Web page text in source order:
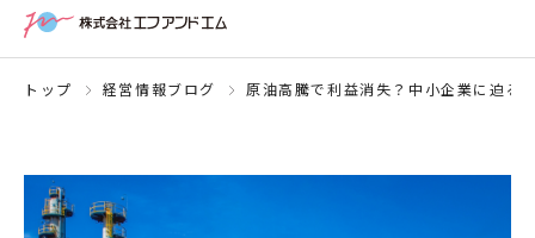
トップ 経営情報ブログ 原油高騰で利益消失？中小企業に迫る